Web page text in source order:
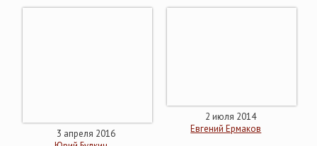
3 апреля 2016
2 июля 2014
Евгений Ермаков